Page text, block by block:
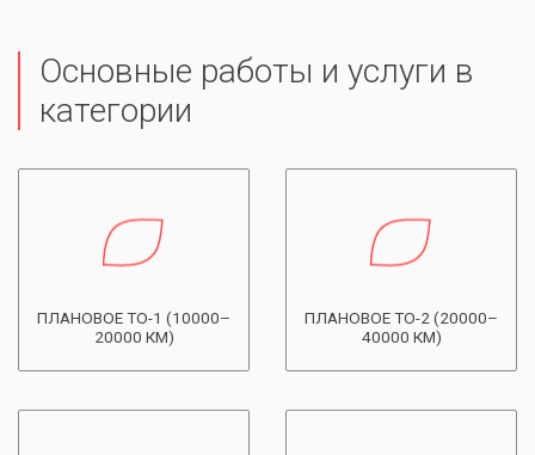
Основные работы и услуги в
категории
ПЛАНОВОЕ ТО-1 (10000–
20000 КМ)
ПЛАНОВОЕ ТО-2 (20000–
40000 КМ)